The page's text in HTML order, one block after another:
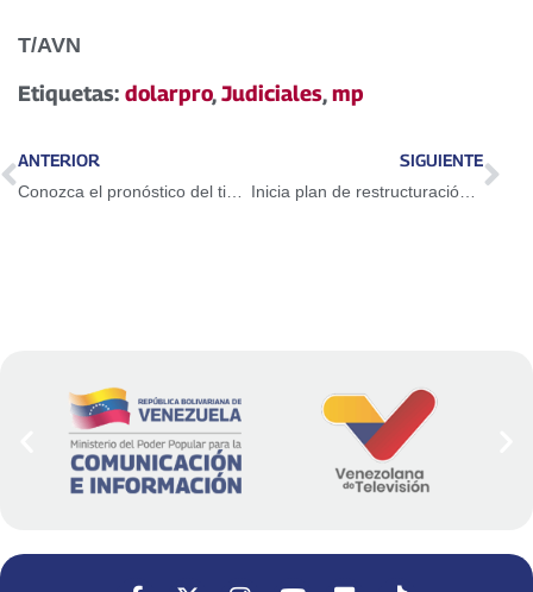
T/AVN
Etiquetas: dolarpro,Judiciales,mp
ANTERIOR
Conozca el pronóstico del tiempo para este miércoles
SIGUIENTE
Inicia plan de restructuración del mercado municipal de Sotillo